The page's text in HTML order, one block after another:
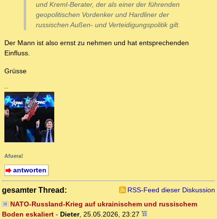
und Kreml-Berater, der als einer der führenden
geopolitischen Vordenker und Hardliner der
russischen Außen- und Verteidigungspolitik gilt.
Der Mann ist also ernst zu nehmen und hat entsprechenden
Einfluss.
Grüsse
--
Afuera!
antworten
gesamter Thread:
RSS-Feed dieser Diskussion
NATO-Russland-Krieg auf ukrainischem und russischem
Boden eskaliert - Dieter, 25.05.2026, 23:27